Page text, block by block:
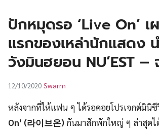
ปักหมุดรอ ‘Live On’
แรกของเหล่านักแสดง
วังมินฮยอน NU’EST –
12/10/2020 Swarm
หลังจากที่ให้แฟน ๆ ได้รอคอยโปรเจกต์มินิซี
On’ (라이브온) กันมาสักพักใหญ่ ๆ ล่าสุดไ